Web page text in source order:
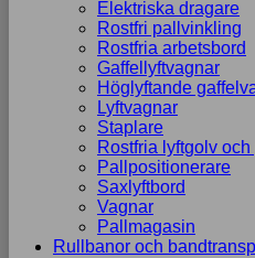
Elektriska dragare
Rostfri pallvinkling
Rostfria arbetsbord
Gaffellyftvagnar
Höglyftande
Lyftvagnar
Staplare
Rostfria lyftgolv
Pallpositionerare
Saxlyftbord
Vagnar
Pallmagasin
Rullbanor och